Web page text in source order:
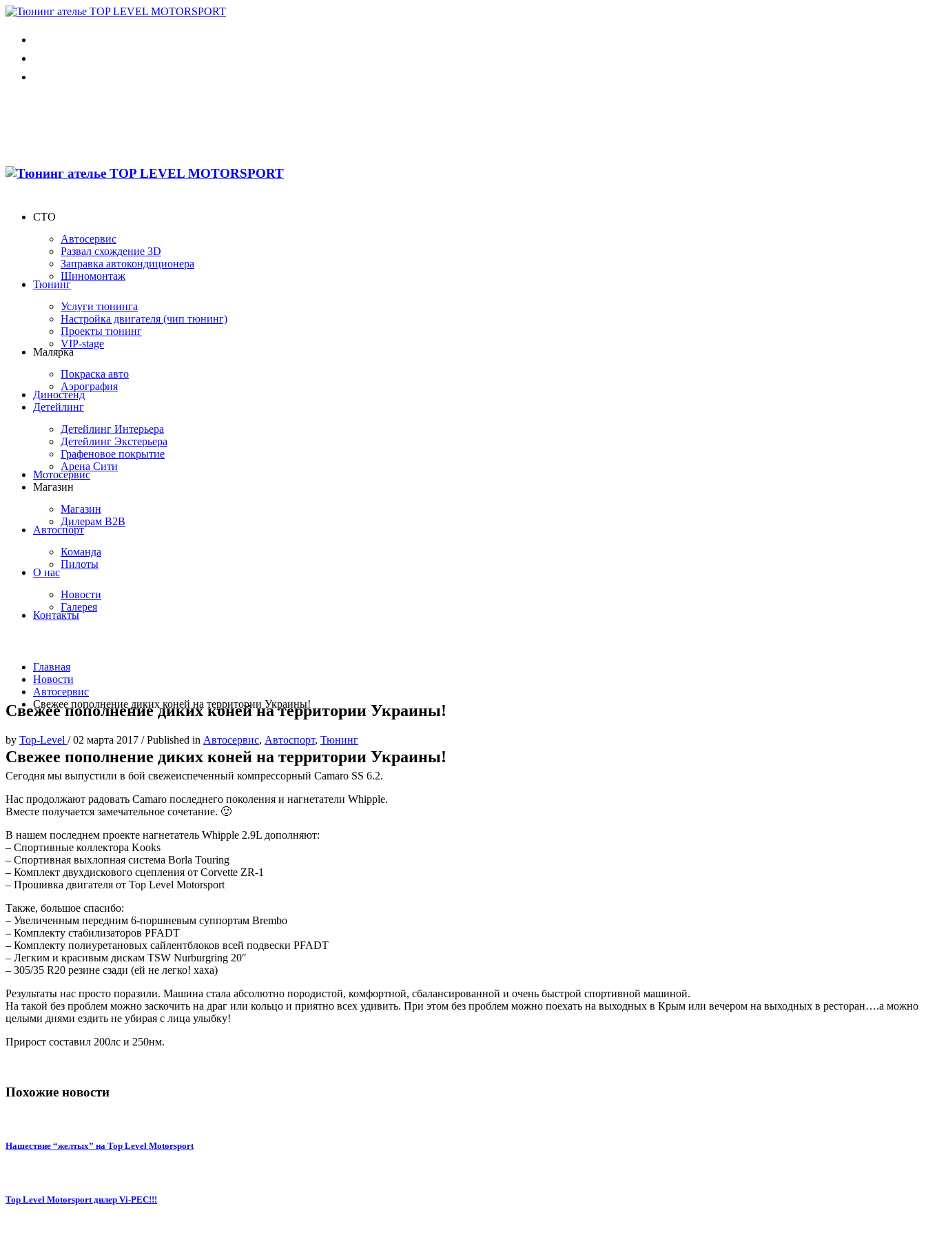
СТО
Автосервис
Развал схождение 3D
Заправка автокондиционера
Шиномонтаж
Тюнинг
Услуги тюнинга
Настройка двигателя (чип тюнинг)
Проекты тюнинг
VIP-stage
Малярка
Покраска авто
Аэрография
Диностенд
Детейлинг
Детейлинг Интерьера
Детейлинг Экстерьера
Графеновое покрытие
Арена Сити
Мотосервис
Магазин
Магазин
Дилерам B2B
Автоспорт
Команда
Пилоты
О нас
Новости
Галерея
Контакты
Главная
Новости
Автосервис
Свежее пополнение диких коней на территории Украины!
Свежее пополнение диких коней на территории Украины!
Свежее пополнение диких коней на территории Украины!
by Top-Level /02 марта 2017 /Published in Автосервис, Автоспорт, Тюнинг
Сегодня мы выпустили в бой свежеиспеченный компрессорный Camaro SS 6.2.
Нас продолжают радовать Camaro последнего поколения и нагнетатели Whipple.
Вместе получается замечательное сочетание. 🙂
В нашем последнем проекте нагнетатель Whipple 2.9L дополняют:
– Спортивные коллектора Kooks
– Спортивная выхлопная система Borla Touring
– Комплект двухдискового сцепления от Corvette ZR-1
– Прошивка двигателя от Top Level Motorsport
Также, большое спасибо:
– Увеличенным передним 6-поршневым суппортам Brembo
– Комплекту стабилизаторов PFADT
– Комплекту полиуретановых сайлентблоков всей подвески PFADT
– Легким и красивым дискам TSW Nurburgring 20″
– 305/35 R20 резине сзади (ей не легко! хаха)
Результаты нас просто поразили. Машина стала абсолютно породистой, комфортной, сбалансированной и очень быстрой спортивной машиной.
На такой без проблем можно заскочить на драг или кольцо и приятно всех удивить. При этом без проблем можно поехать на выходных в Крым или вечером на выходных в ресторан….а можно
целыми днями ездить не убирая с лица улыбку!
Прирост составил 200лс и 250нм.
Похожие новости
Нашествие “желтых” на Top Level Motorsport
Top Level Motorsport дилер Vi-PEC!!!